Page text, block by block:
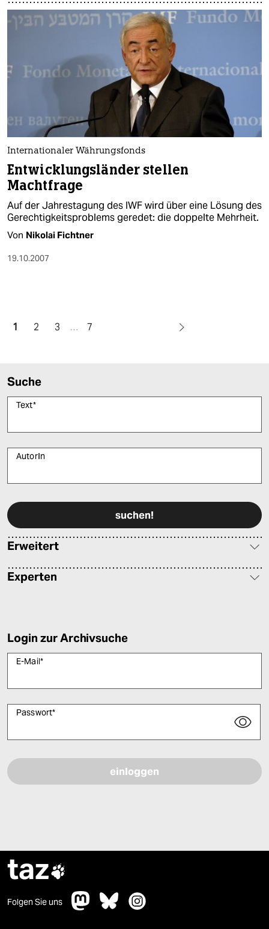
Internationaler Währungsfonds
Entwicklungsländer stellen
Machtfrage
Auf der Jahrestagung des IWF wird über eine Lösung des
Gerechtigkeitsproblems geredet: die doppelte Mehrheit.
Von Nikolai Fichtner
19.10.2007
1 2 3 … 7
Suche
Text*
AutorIn
Erweitert
Experten
Login zur Archivsuche
E-Mail*
Passwort*
taz
Folgen Sie uns